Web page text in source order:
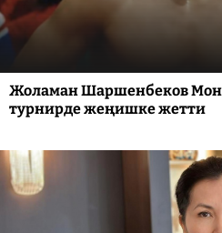
Жоламан Шаршенбеков
турнирде жеңишке жетти